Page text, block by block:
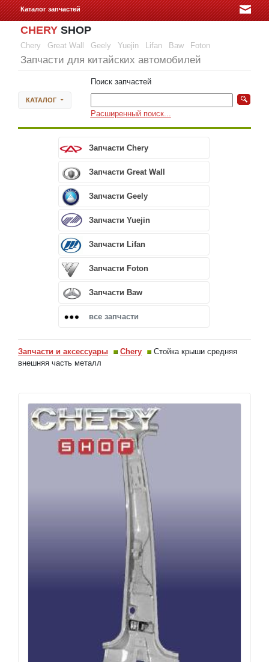
Каталог запчастей
CHERY SHOP
Chery Great Wall Geely Yuejin Lifan Baw Foton
Запчасти для китайских автомобилей
КАТАЛОГ
Поиск запчастей
Расширенный поиск...
Запчасти Chery
Запчасти Great Wall
Запчасти Geely
Запчасти Yuejin
Запчасти Lifan
Запчасти Foton
Запчасти Baw
все запчасти
Запчасти и аксессуары Chery
Стойка крыши средняя
внешняя часть металл